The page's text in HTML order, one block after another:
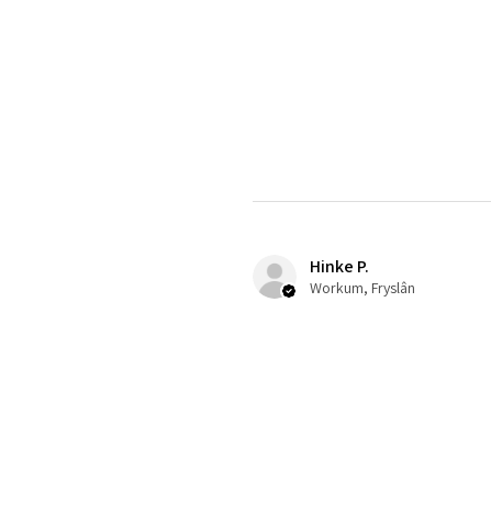
Hinke P.
Workum, Fryslân